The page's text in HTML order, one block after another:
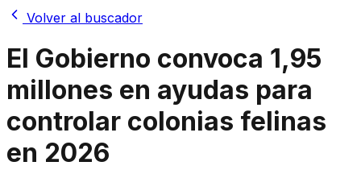
Volver al buscador
El Gobierno convoca 1,95
millones en ayudas para
controlar colonias felinas
en 2026